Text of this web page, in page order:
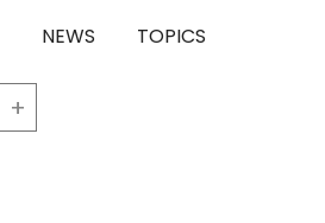
NEWS TOPICS